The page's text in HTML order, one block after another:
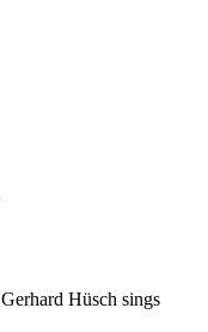
Gerhard Hüsch sings